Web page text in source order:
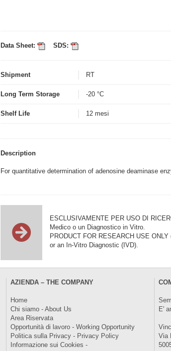
Data Sheet: SDS:
Shipment RT
Long Term Storage -20 °C
Shelf Life 12 mesi
Description
For quantitative determination of adenosine deaminase
ESCLUSIVAMENTE PER USO DI
Medico o un Diagnostico in Vitro.
PRODUCT FOR RESEARCH USE
or an In-Vitro Diagnostic (IVD).
AZIENDA – THE COMPANY
Home
Chi siamo - About Us
Area Riservata
Opportunità di lavoro - Working Opportunity
Politica sulla Privacy - Privacy Policy
Informazione sui Cookies -
E'
Via